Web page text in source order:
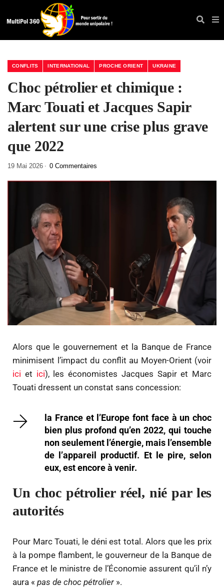
CONFLITS INTERNATIONAL PROCHE ORIENT UKRAINE
Choc pétrolier et chimique :
Marc Touati et Jacques Sapir
alertent sur une crise plus grave
que 2022
19 Mai 2026 0 Commentaires
Alors que le gouvernement et la Banque de France
minimisent l’impact du conflit au Moyen-Orient (voir
ici et ici), les économistes Jacques Sapir et Marc
Touati dressent un constat sans concession:
la France et l’Europe font face à un choc
bien plus profond qu’en 2022, qui touche
non seulement l’énergie, mais l’ensemble
de l’appareil productif. Et le pire, selon
eux, est encore à venir.
Un choc pétrolier réel, nié par les
autorités
Pour Marc Touati, le déni est total. Alors que les prix
à la pompe flambent, le gouverneur de la Banque de
France et le ministre de l’Économie assurent qu’il n’y
aura « pas de choc pétrolier ».